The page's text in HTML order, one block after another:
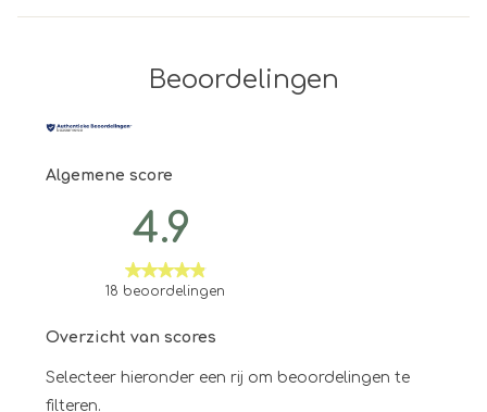
Beoordelingen
Overzicht van scores
Selecteer hieronder een rij om beoordelingen te
filteren.
Algemene score
4.9
18 beoordelingen